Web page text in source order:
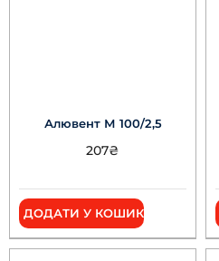
Алювент М 100/2,5
207₴
ДОДАТИ У КОШИК